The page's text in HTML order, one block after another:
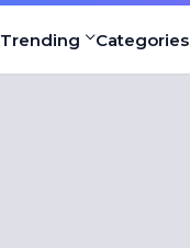
Trending Categories